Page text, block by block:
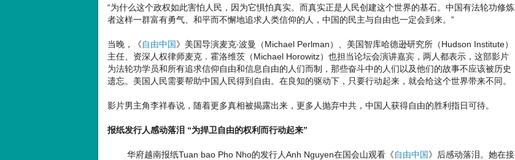
“为什么这个政权如此害怕人民，因为它惧怕真实。而真实正是人民创建这个世界的基石。中国有法轮功修炼
者这样一群富有勇气、和平而不懈地追求人类信仰的人，中国的民主与自由也一定会到来。”
当晚，《自由中国》美国导演麦克‧波曼（Michael Perlman）、美国智库哈德逊研究所（Hudson Institute）
主任、资深人权律师麦克．霍洛维茨（Michael Horowitz）也担当论坛会演讲嘉宾，两人都表示，这部影片
为法轮功学员和所有追求信仰自由和信息自由的人们而制，那些奋斗中的人们以及他们的故事不应该被历史
遗忘。美国人民需要帮助中国人民得到自由。在良知的驱动下，只要行动起来，就会给这个世界带来不同。
影片男主角李祥春说，随着更多真相被揭露出来，更多人抛弃中共，中国人获得自由的胜利指日可待。
报纸发行人感动落泪 “为捍卫自由的权利而行动起来”
华府越南报纸Tuan bao Pho Nho的发行人Anh Nguyen在国会山观看《自由中国》后感动落泪。她在接